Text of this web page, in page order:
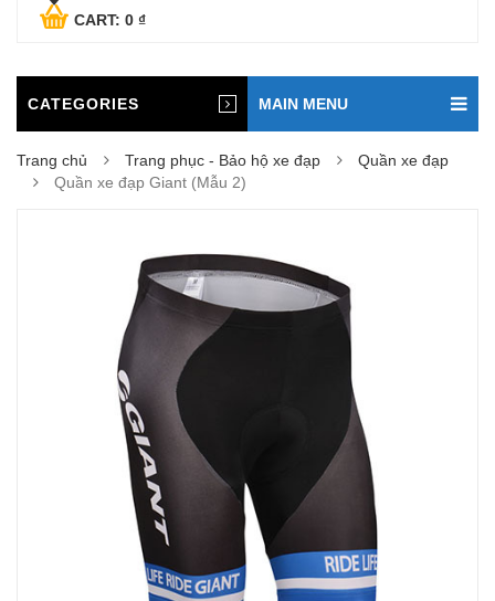
CART: 0 ₫
CATEGORIES MAIN MENU
Trang chủ Trang phục - Bảo hộ xe đạp
Quần xe đạp
Quần xe đạp Giant (Mẫu 2)